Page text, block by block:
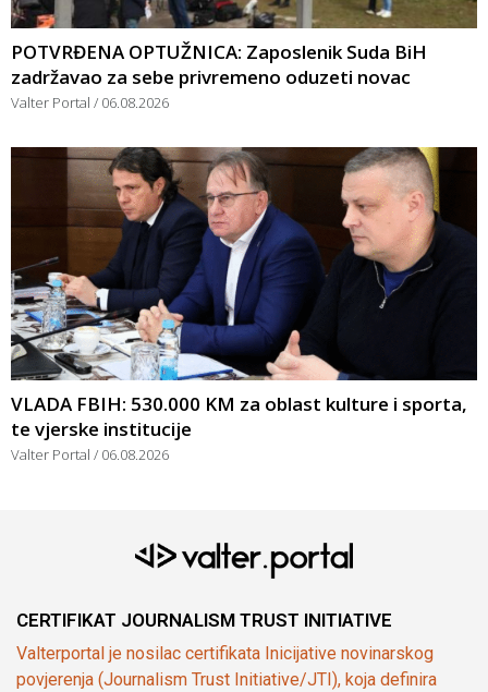
POTVRĐENA OPTUŽNICA: Zaposlenik Suda BiH
zadržavao za sebe privremeno oduzeti novac
Valter Portal 06.08.2026
VLADA FBIH: 530.000 KM za oblast kulture i sporta,
te vjerske institucije
Valter Portal 06.08.2026
CERTIFIKAT JOURNALISM TRUST INITIATIVE
Valterportal je nosilac certifikata Inicijative novinarskog
povjerenja (Journalism Trust Initiative/JTI), koja definira